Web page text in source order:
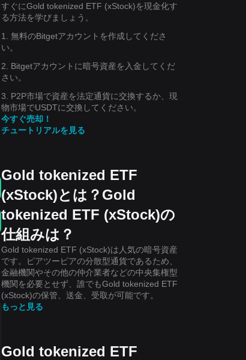
すぐにGold tokenized ETF (xStock)を現金化す
る方法を学びましょう。
1. 無料のBitgetアカウントを作成してくださ
い。
2. Bitgetアカウントに暗号資産を入金してくだ
さい。
3. P2P市場で資産を法定通貨に交換するか、現
物市場でUSDTに交換してください。
今すぐ売却！
チュートリアルを見る
Gold tokenized ETF
(xStock)とは？Gold
tokenized ETF (xStock)の
仕組みは？
Gold tokenized ETF (xStock)は人気の暗号資産
です。ピアツーピアの分散型通貨であるため、
金融機関やその他の仲介業者などの中央集権型
機関を必要とせず、誰でもGold tokenized ETF
(xStock)の保管、送金、受取が可能です。
もっと見る
Gold tokenized ETF